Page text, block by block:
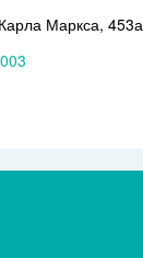
Маркса, 453а